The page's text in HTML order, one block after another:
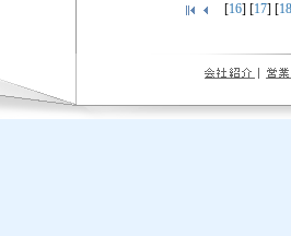
[16] [17] [18